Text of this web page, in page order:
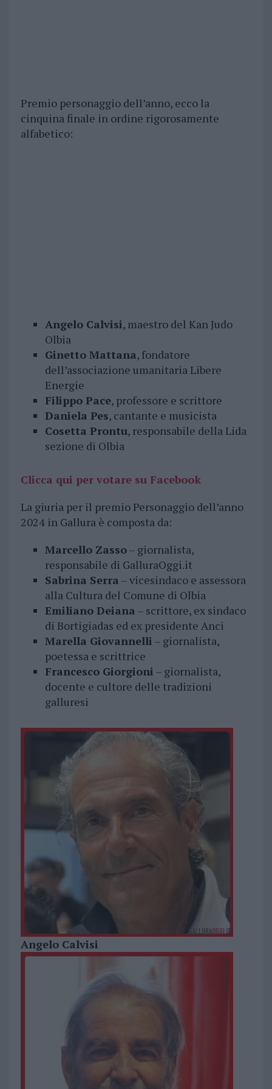
Premio personaggio dell’anno, ecco la
cinquina finale in ordine rigorosamente
alfabetico:
Angelo Calvisi, maestro del Kan Judo
Olbia
Ginetto Mattana, fondatore
dell’associazione umanitaria Libere
Energie
Filippo Pace, professore e scrittore
Daniela Pes, cantante e musicista
Cosetta Prontu, responsabile della Lida
sezione di Olbia
Clicca qui per votare su Facebook
La giuria per il premio Personaggio dell’anno
2024 in Gallura è composta da:
Marcello Zasso– giornalista,
responsabile di GalluraOggi.it
Sabrina Serra – vicesindaco e assessora
alla Cultura del Comune di Olbia
Emiliano Deiana – scrittore, ex sindaco
di Bortigiadas ed ex presidente Anci
Marella Giovannelli – giornalista,
poetessa e scrittrice
Francesco Giorgioni – giornalista,
docente e cultore delle tradizioni
galluresi
Angelo Calvisi